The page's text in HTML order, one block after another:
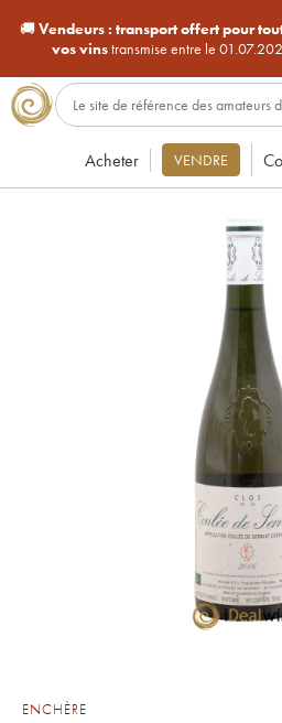
🚚Vendeurs : transport offert pour
vos vinstransmise entre le
Acheter VENDRE
ENCHÈRE